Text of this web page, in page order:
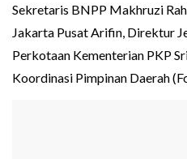
Sekretaris BNPP Makhruzi
Jakarta Pusat Arifin, Direktur
Perkotaan Kementerian PKP
Koordinasi Pimpinan Daerah